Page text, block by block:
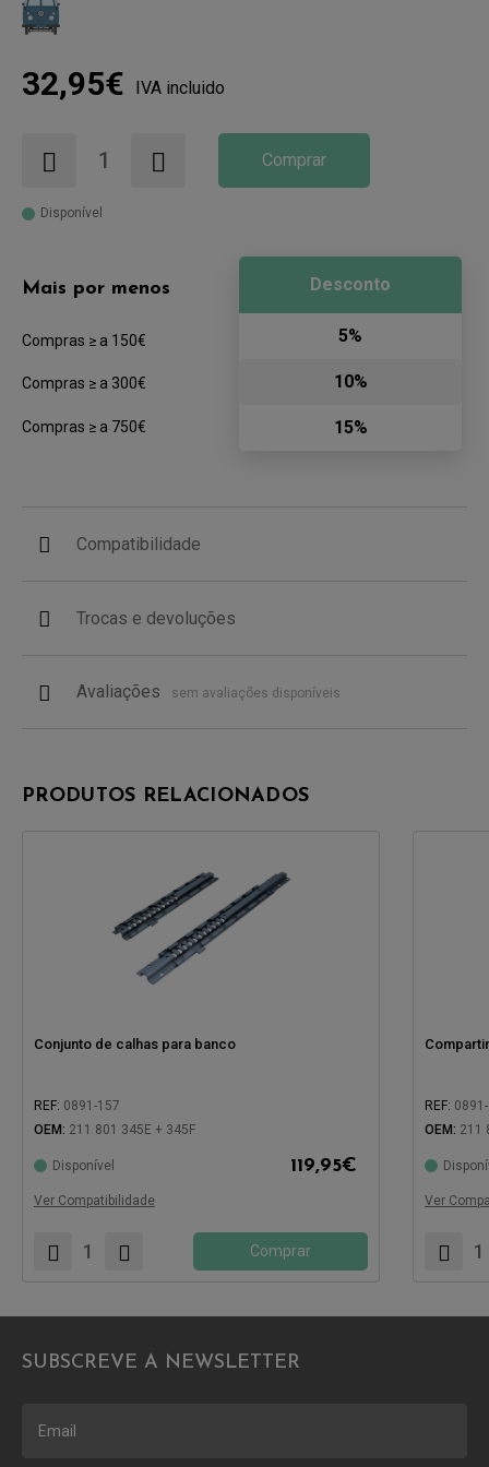
32,95€ IVA incluido
Comprar
Disponível
Mais por menos
Compras ≥ a 150€
Compras ≥ a 300€
Compras ≥ a 750€
Desconto
5%
10%
15%
Compatibilidade
Trocas e devoluções
Avaliações sem avaliações disponíveis
PRODUTOS RELACIONADOS
Conjunto de calhas para banco
REF: 0891-157
OEM: 211 801 345E + 345F
Disponível 119,95€
Ver Compatibilidade
Comprar
REF:
OEM: 211
Ver
SUBSCREVE A NEWSLETTER